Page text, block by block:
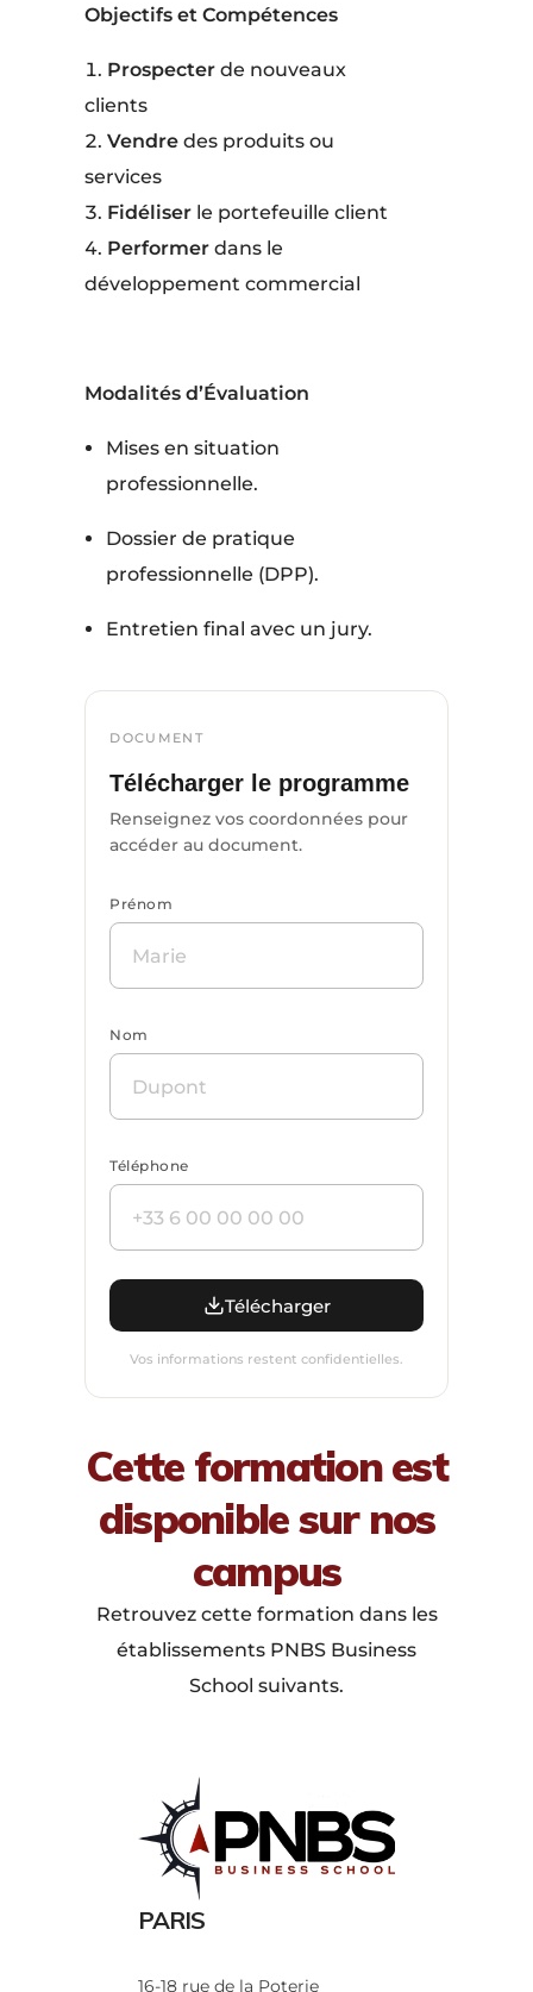
Objectifs et Compétences
Prospecter de nouveaux
clients
Vendre des produits ou
services
Fidéliser le portefeuille client
Performer dans le
développement commercial
Modalités d’Évaluation
Mises en situation
professionnelle.
Dossier de pratique
professionnelle (DPP).
Entretien final avec un jury.
DOCUMENT
Télécharger le programme
Renseignez vos coordonnées pour
accéder au document.
Prénom
Nom
Téléphone
Télécharger
Vos informations restent confidentielles.
Cette formation est
disponible sur nos
campus
Retrouvez cette formation dans les
établissements PNBS Business
School suivants.
PARIS
16-18 rue de la Poterie